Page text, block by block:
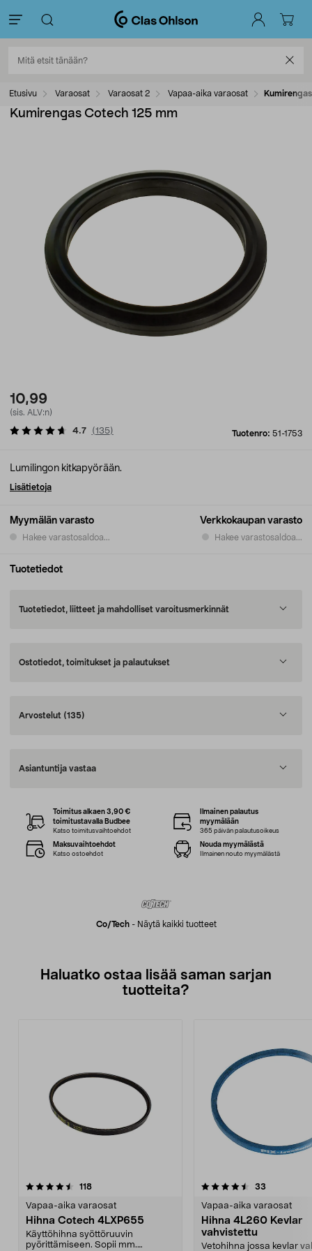
Etusivu Varaosat Varaosat 2 Vapaa-aika varaosat
Kumirengas Cotech 125 mm
10,99
(sis. ALV:n)
Tuotenro: 51-1753
4.7 (135)
Myymälän varasto
Hakee varastosaldoa...
Verkkokaupan varasto
Hakee varastosaldoa...
Lumilingon kitkapyörään.
Lisätietoja
Tuotetiedot
Tuotetiedot, liitteet ja mahdolliset varoitusmerkinnät
Ostotiedot, toimitukset ja palautukset
Arvostelut (135)
Asiantuntija vastaa
Co/tech- Näytä kaikki tuotteet
Toimitus alkaen 3,90 €
toimitustavalla Budbee
Katso toimitusvaihtoehdot
Ilmainen palautus
myymälään
365 päivän palautusoikeus
Maksuvaihtoehdot
Katso ostoehdot
Nouda myymälästä
Ilmainen nouto myymälästä
Haluatko ostaa lisää saman sarjan
tuotteita?
118arvostelut
Vapaa-aika varaosat
Hihna Cotech 4LXP655
Käyttöhihna syöttöruuvin
pyörittämiseen. Sopii mm.
4.5viidestä
33
Vapaa-aika varaosat
Hihna 4L260 Kevlar
vahvistettu
Vetohihna jossa kevlar
5.0viidestä